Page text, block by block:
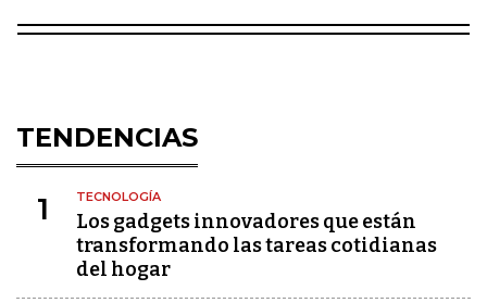
TENDENCIAS
1 TECNOLOGÍA
Los gadgets innovadores que están
transformando las tareas cotidianas
del hogar